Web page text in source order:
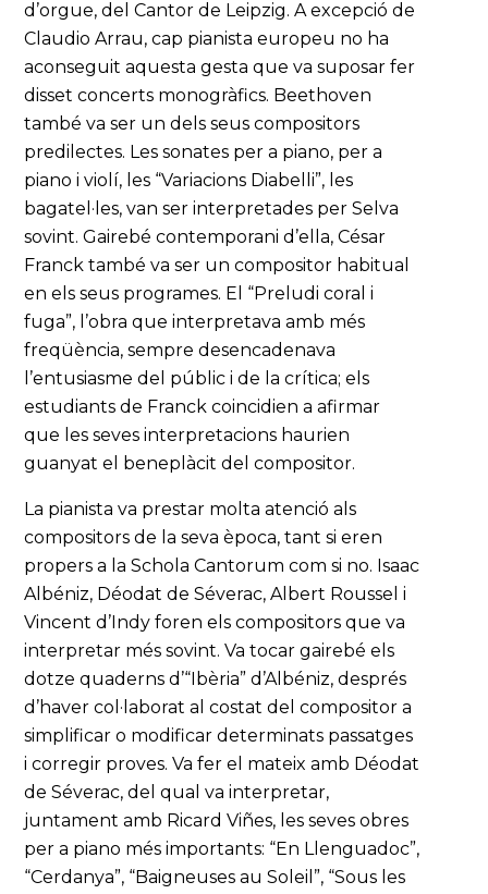
d’orgue, del Cantor de Leipzig. A excepció de
Claudio Arrau, cap pianista europeu no ha
aconseguit aquesta gesta que va suposar fer
disset concerts monogràfics. Beethoven
també va ser un dels seus compositors
predilectes. Les sonates per a piano, per a
piano i violí, les “Variacions Diabelli”, les
bagatel·les, van ser interpretades per Selva
sovint. Gairebé contemporani d’ella, César
Franck també va ser un compositor habitual
en els seus programes. El “Preludi coral i
fuga”, l’obra que interpretava amb més
freqüència, sempre desencadenava
l’entusiasme del públic i de la crítica; els
estudiants de Franck coincidien a afirmar
que les seves interpretacions haurien
guanyat el beneplàcit del compositor.
La pianista va prestar molta atenció als
compositors de la seva època, tant si eren
propers a la Schola Cantorum com si no. Isaac
Albéniz, Déodat de Séverac, Albert Roussel i
Vincent d’Indy foren els compositors que va
interpretar més sovint. Va tocar gairebé els
dotze quaderns d’“Ibèria” d’Albéniz, després
d’haver col·laborat al costat del compositor a
simplificar o modificar determinats passatges
i corregir proves. Va fer el mateix amb Déodat
de Séverac, del qual va interpretar,
juntament amb Ricard Viñes, les seves obres
per a piano més importants: “En Llenguadoc”,
“Cerdanya”, “Baigneuses au Soleil”, “Sous les